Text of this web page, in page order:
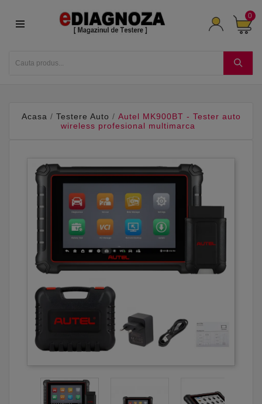
0
Acasa Testere Auto
Autel MK900BT - Tester auto
wireless profesional multimarca